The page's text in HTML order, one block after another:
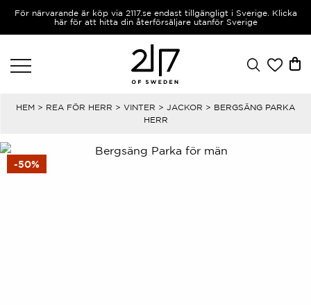
För närvarande är köp via 2117.se endast tillgängligt i Sverige. Klicka
här för att hitta din återförsäljare utanför Sverige
HEM > REA FÖR HERR > VINTER > JACKOR > BERGSÄNG PARKA
HERR
-50%